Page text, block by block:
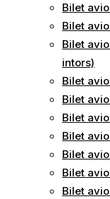
Bilet
Bilet
Bilet
intors)
Bilet
Bilet
Bilet
Bilet
Bilet
Bilet
Bilet